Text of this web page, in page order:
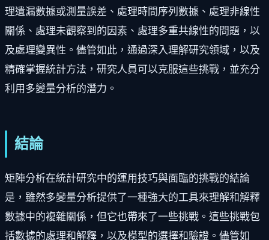
理遺漏數據或測量誤差、處理時間序列數據、處理非線性
關係、處理未觀察到的因素、處理多重共線性的問題，以
及處理變異性。儘管如此，通過深入理解研究領域，以及
精確掌握統計方法，研究人員可以克服這些挑戰，並充分
利用多變量分析的潛力。
結論
矩陣分析在統計研究中的運用技巧與面臨的挑戰的結論
是，雖然多變量分析提供了一種強大的工具來理解和解釋
數據中的複雜關係，但它也帶來了一些挑戰。這些挑戰包
括數據的處理和解釋，以及模型的選擇和驗證。儘管如